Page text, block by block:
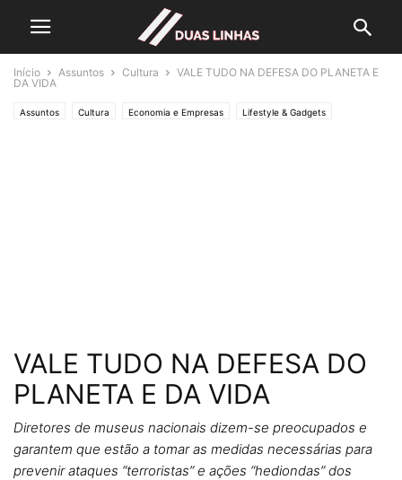
Início Assuntos Cultura
VALE TUDO NA DEFESA DO PLANETA E
DA VIDA
Assuntos Cultura Economia e Empresas Lifestyle & Gadgets
VALE TUDO NA DEFESA DO
PLANETA E DA VIDA
Diretores de museus nacionais dizem-se preocupados e
garantem que estão a tomar as medidas necessárias para
prevenir ataques “terroristas” e ações “hediondas” dos